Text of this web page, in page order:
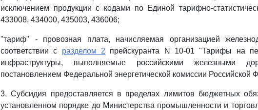
исключением продукции с кодами по Единой тарифно-
433008, 434000, 435003, 436006;
"тариф" - провозная плата, начисляемая организацией
соответствии с разделом 2 прейскуранта N 10-01 "Тарифы на
инфраструктуры, выполняемые российскими железными
постановлением Федеральной энергетической комиссии Российской
3. Субсидия предоставляется в пределах лимитов бюджетных
установленном порядке до Министерства промышленности и